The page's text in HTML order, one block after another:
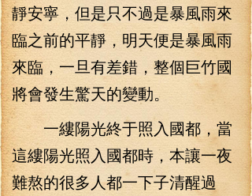
靜安寧，但是只不過是暴風雨來
臨之前的平靜，明天便是暴風雨
來臨，一旦有差錯，整個巨竹國
將會發生驚天的變動。
一縷陽光終于照入國都，當
這縷陽光照入國都時，本讓一夜
難熬的很多人都一下子清醒過